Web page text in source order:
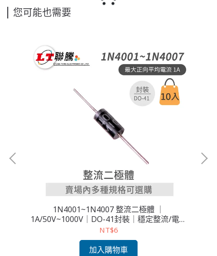
您可能也需要
1N4001~1N4007 整流二極體 ｜
1A/50V~1000V｜DO-41封裝｜穩定整流/電源
保護｜10入
NT$6
加入購物車